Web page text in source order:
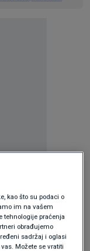
OVOME?
kao što su podaci o
im na vašem
tehnologije praćenja
obrađujemo
sadržaj i oglasi
Možete se vratiti